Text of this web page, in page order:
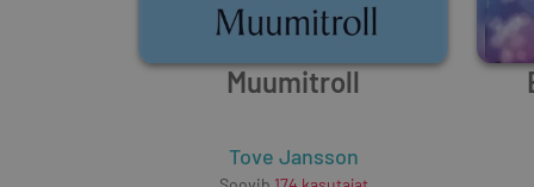
Muumitroll
Tove Jansson